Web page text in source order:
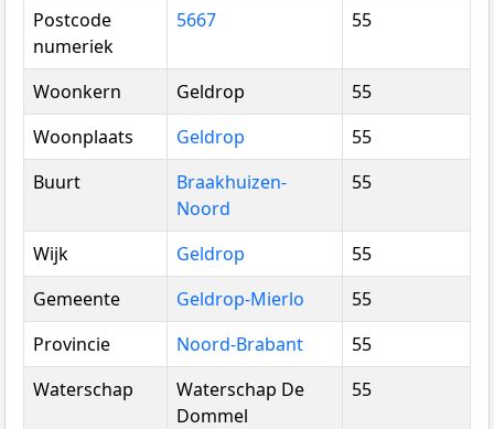
Postcode
numeriek
5667 55
Woonkern Geldrop
55
Woonplaats
Geldrop
55
Buurt
Braakhuizen-
Noord
55
Wijk Geldrop
55
Gemeente
Geldrop-Mierlo
55
Provincie
Noord-Brabant
55
Waterschap
Waterschap De
Dommel
55